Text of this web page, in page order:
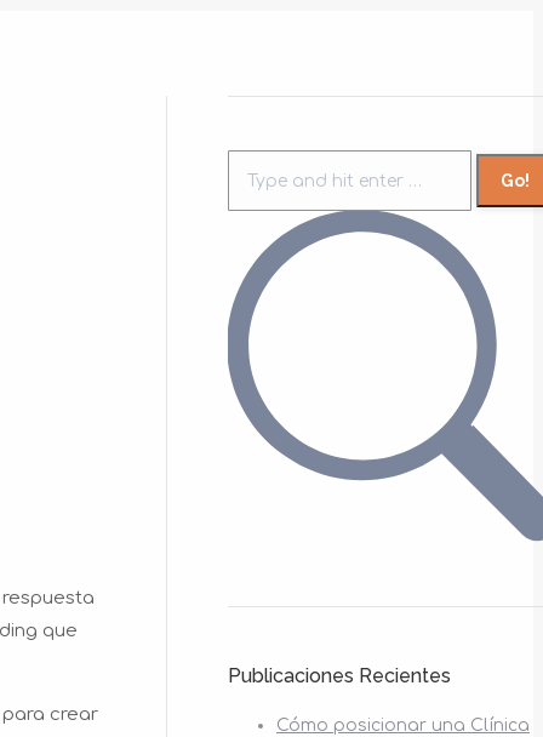
que
crear
Publicaciones Recientes
Cómo posicionar una Clínica